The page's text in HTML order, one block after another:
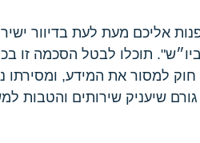
ביו״ש". תוכלו לבטל הסכמה זו
למסור את המידע,
גורם שיעניק שירותים והטבות